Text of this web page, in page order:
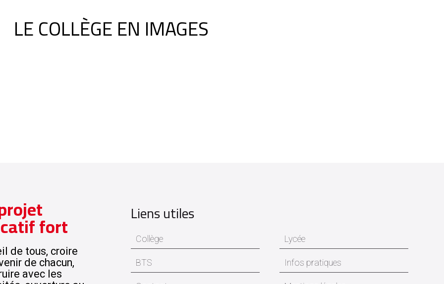
LE COLLÈGE EN IMAGES
fort
de tous, croire
de chacun,
avec les
Liens utiles
Collège Lycée
BTS Infos pratiques